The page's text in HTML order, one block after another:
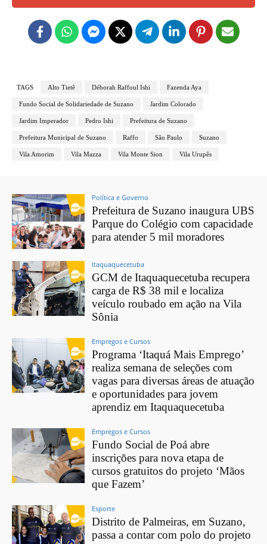
TAGS Alto Tietê Déborah Raffoul Ishi Fazenda Aya
Fundo Social de Solidariedade de Suzano Jardim Colorado
Jardim Imperador Pedro Ishi Prefeitura de Suzano
Prefeitura Municipal de Suzano Raffo São Paulo Suzano
Vila Amorim Vila Mazza Vila Monte Sion Vila Urupês
Política e Governo
Prefeitura de Suzano inaugura UBS
Parque do Colégio com capacidade
para atender 5 mil moradores
Itaquaquecetuba
GCM de Itaquaquecetuba recupera
carga de R$ 38 mil e localiza
veículo roubado em ação na Vila
Sônia
Empregos e Cursos
Programa ‘Itaquá Mais Emprego’
realiza semana de seleções com
vagas para diversas áreas de atuação
e oportunidades para jovem
aprendiz em Itaquaquecetuba
Empregos e Cursos
Fundo Social de Poá abre
inscrições para nova etapa de
cursos gratuitos do projeto ‘Mãos
que Fazem’
Esporte
Distrito de Palmeiras, em Suzano,
passa a contar com polo do projeto